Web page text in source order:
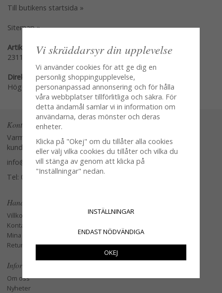
Till butikens startsida »
Sitemap »
Artikelnummer:
231105
Direktlänk:
Högerklicka och kopiera adressen
Kontakta oss
Varmt välkommen att kontakta vår
kundtjänst.
info@glasverandan.se
Tel: 079-3495968
Handla
Villkor
Kontakta oss
Mina favoriter
Retur och Reklamation
Information
Om oss
Nyheter
Vi skräddarsyr din upplevelse
Vi använder cookies för att ge dig en
personlig shoppingupplevelse,
personanpassad annonsering och för hålla
våra webbplatser tillförlitliga och säkra. För
detta ändamål samlar vi in information om
användarna, deras mönster och deras
enheter.
Klicka på "Okej" om du tillåter alla cookies
eller välj vilka cookies du tillåter och vilka du
vill stänga av genom att klicka på
"Inställningar" nedan.
INSTÄLLNINGAR
ENDAST NÖDVÄNDIGA
OKEJ